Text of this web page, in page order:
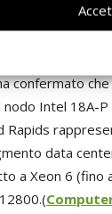
confermato
nodo Intel
data
a Xeon 6